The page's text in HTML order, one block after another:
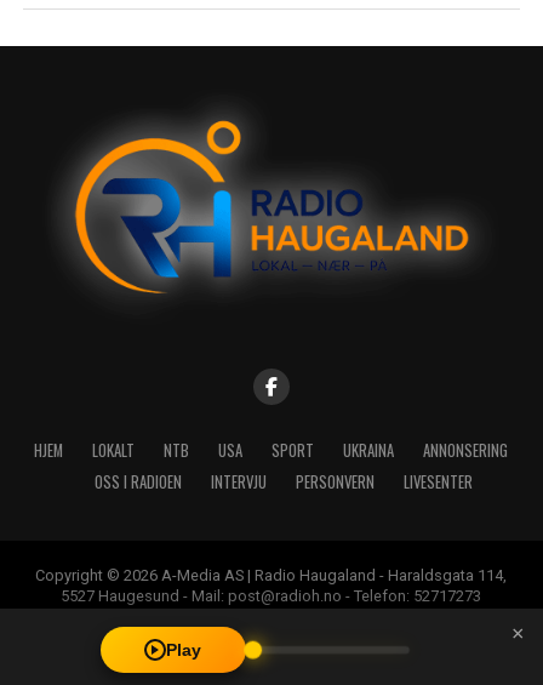
HJEM LOKALT NTB USA SPORT UKRAINA
ANNONSERING
OSS I RADIOEN
INTERVJU PERSONVERN LIVESENTER
Copyright © 2026 A-Media AS | Radio Haugaland - Haraldsgata 114,
5527 Haugesund - Mail: post@radioh.no - Telefon: 52717273
Play
×